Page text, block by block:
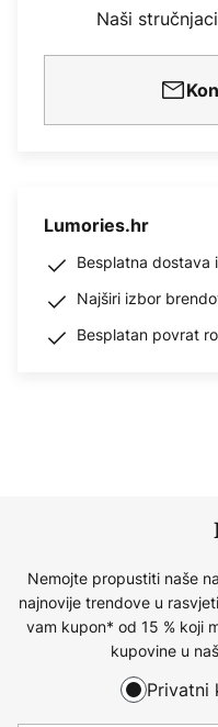
Naši
Lumories.hr
Besplatna dostava
Najširi izbor
Besplatan povrat
Nemojte propustiti naše
najnovije trendove u
vam kupon* od 15 % koji
kupovine u
Privatni